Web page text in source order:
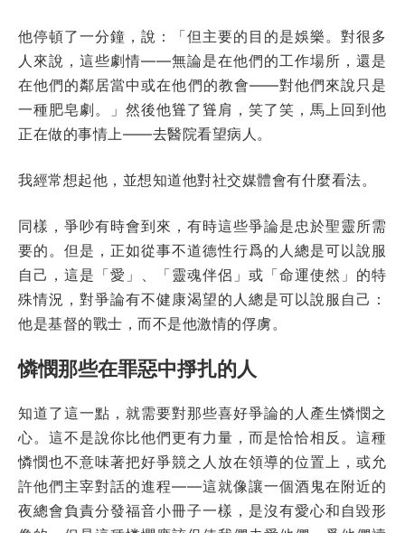
他停頓了一分鐘，說：「但主要的目的是娛樂。對很多
人來說，這些劇情——無論是在他們的工作場所，還是
在他們的鄰居當中或在他們的教會——對他們來說只是
一種肥皂劇。」然後他聳了聳肩，笑了笑，馬上回到他
正在做的事情上——去醫院看望病人。
我經常想起他，並想知道他對社交媒體會有什麼看法。
同樣，爭吵有時會到來，有時這些爭論是忠於聖靈所需
要的。但是，正如從事不道德性行爲的人總是可以說服
自己，這是「愛」、「靈魂伴侶」或「命運使然」的特
殊情況，對爭論有不健康渴望的人總是可以說服自己：
他是基督的戰士，而不是他激情的俘虜。
憐憫那些在罪惡中掙扎的人
知道了這一點，就需要對那些喜好爭論的人產生憐憫之
心。這不是說你比他們更有力量，而是恰恰相反。這種
憐憫也不意味著把好爭競之人放在領導的位置上，或允
許他們主宰對話的進程——這就像讓一個酒鬼在附近的
夜總會負責分發福音小冊子一樣，是沒有愛心和自毀形